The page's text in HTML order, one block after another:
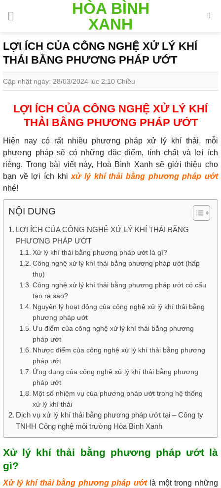
HÒA BÌNH
XANH
LỢI ÍCH CỦA CÔNG NGHỆ XỬ LÝ KHÍ
THẢI BẰNG PHƯƠNG PHÁP ƯỚT
Cập nhật ngày: 28/03/2024 lúc 2:10 Chiều
LỢI ÍCH CỦA CÔNG NGHỆ XỬ LÝ KHÍ
THẢI BẰNG PHƯƠNG PHÁP ƯỚT
Hiện nay có rất nhiều phương pháp xử lý khí thải, mỗi
phương pháp sẽ có những đặc điểm, tính chất và lợi ích
riêng. Trong bài viết này, Hoà Bình Xanh sẽ giới thiệu cho
bạn về lợi ích khixử lý khí thải bằng phương pháp ướt
nhé!
NỘI DUNG
LỢI ÍCH CỦA CÔNG NGHỆ XỬ LÝ KHÍ THẢI BẰNG
PHƯƠNG PHÁP ƯỚT
Xử lý khí thải bằng phương pháp ướt là gì?
Công nghệ xử lý khí thải bằng phương pháp ướt (hấp
thụ)
Công nghệ xử lý khí thải bằng phương pháp ướt có cấu
tạo ra sao?
Nguyên lý hoạt động của công nghệ xử lý khí thải bằng
phương pháp ướt
Ưu điểm của công nghệ xử lý khí thải bằng phương
pháp ướt
Nhược điểm của công nghệ xử lý khí thải bằng phương
pháp ướt
Ứng dụng của công nghệ xử lý khí thải bằng phương
pháp ướt
Một số nhiệm vụ của phương pháp ướt trong hệ thống
xử lý khí thải
Dịch vụ xử lý khí thải bằng phương pháp ướt tại – Công ty
TNHH Công nghệ môi trường Hòa Bình Xanh
Xử lý khí thải bằng phương pháp ướt là
gì?
Xử lý khí thải bằng phương pháp ướtlà một trong những